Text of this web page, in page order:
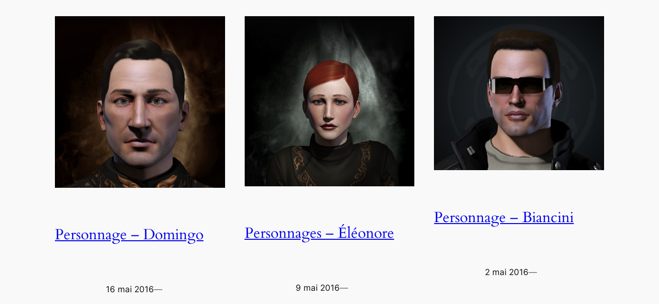
Personnage – Domingo
16 mai 2016—
Personnages – Éléonore
9 mai 2016—
Personnage – Biancini
2 mai 2016—